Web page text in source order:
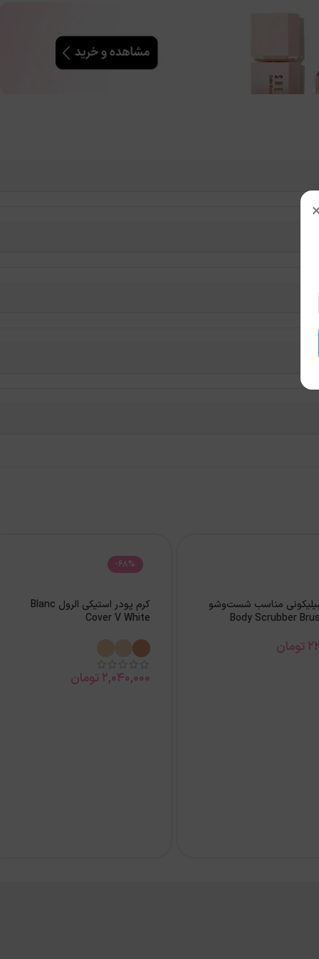
مناسب شست‌وشو
تومان
-68%
کرم پودر استیکی الرول Blanc
Cover V White
2,040,000تومان